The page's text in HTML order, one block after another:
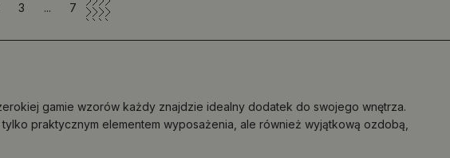
3 ... 7
gamie wzorów każdy znajdzie idealny dodatek do swojego wnętrza.
praktycznym elementem wyposażenia, ale również wyjątkową ozdobą,